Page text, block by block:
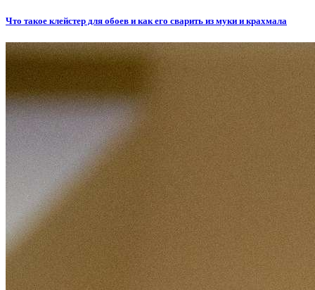
Что такое клейстер для обоев и как его сварить из муки и крахмала